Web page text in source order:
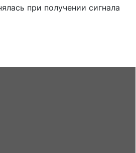
при получении сигнала